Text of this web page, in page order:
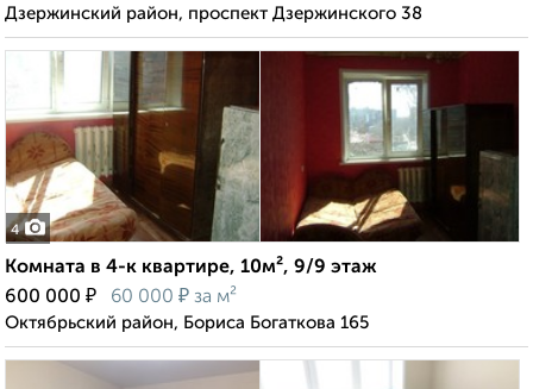
Дзержинский район, проспект Дзержинского 38
4
Комната в 4-к квартире, 10м², 9/9 этаж
600 000 ₽ 60 000 ₽ за м²
Октябрьский район, Бориса Богаткова 165